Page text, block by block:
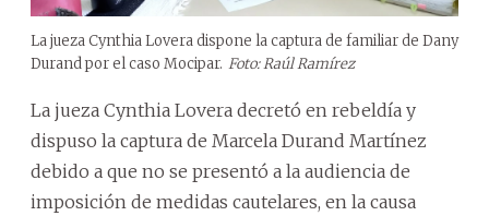
La jueza Cynthia Lovera dispone la captura de familiar de Dany
Durand por el caso Mocipar. Foto: Raúl Ramírez
La jueza Cynthia Lovera decretó en rebeldía y
dispuso la captura de Marcela Durand Martínez
debido a que no se presentó a la audiencia de
imposición de medidas cautelares, en la causa